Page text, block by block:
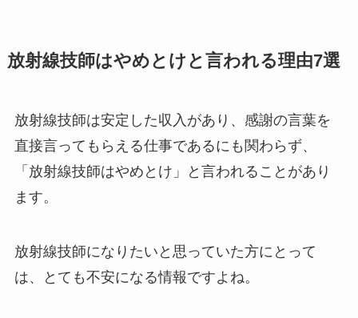
放射線技師はやめとけと言われる理由7選
放射線技師は安定した収入があり、感謝の言葉を
直接言ってもらえる仕事であるにも関わらず、
「放射線技師はやめとけ」と言われることがあり
ます。
放射線技師になりたいと思っていた方にとって
は、とても不安になる情報ですよね。